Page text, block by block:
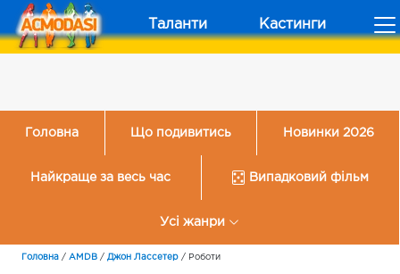
Таланти Кастинги
Головна Що подивитись Новинки 2026
Найкраще за весь час Випадковий фільм
Усі жанри
Головна / AMDB / Джон Лассетер / Роботи